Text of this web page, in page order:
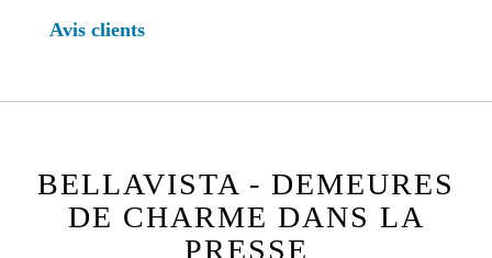
Avis clients
BELLAVISTA - DEMEURES
DE CHARME DANS LA
PRESSE